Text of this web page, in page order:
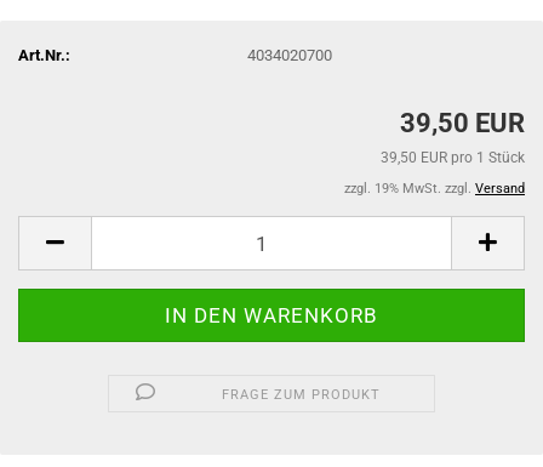
Art.Nr.: 4034020700
39,50 EUR
39,50 EUR pro 1 Stück
zzgl. 19% MwSt. zzgl. Versand
FRAGE ZUM PRODUKT